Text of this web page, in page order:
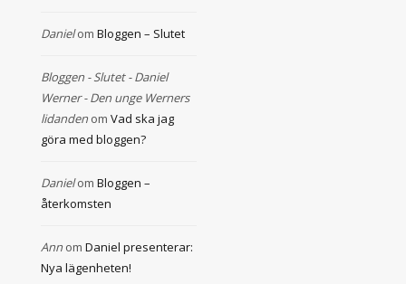
Danielom Bloggen – Slutet
Bloggen - Slutet - Daniel
Werner - Den unge Werners
lidanden om Vad ska jag
göra med bloggen?
Danielom Bloggen –
återkomsten
Ann om Daniel presenterar:
Nya lägenheten!